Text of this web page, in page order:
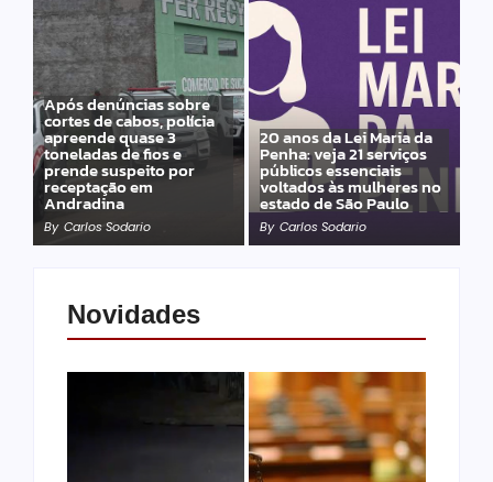
Após denúncias sobre
cortes de cabos, polícia
apreende quase 3
toneladas de fios e
prende suspeito por
receptação em
Andradina
By Carlos Sodario
20 anos da Lei Maria da
Penha: veja 21 serviços
públicos essenciais
voltados às mulheres no
estado de São Paulo
By Carlos Sodario
Novidades